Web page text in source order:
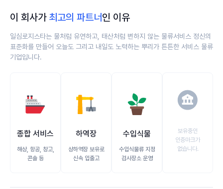
이 회사가 최고의 파트너인 이유
일심로지스타는 물처럼 유연하고, 태산처럼 변하지 않는 물류서비스 정신의
표준화를 만들어 오늘도 그리고 내일도 노력하는 뿌리가 튼튼한 서비스 물류
기업입니다.
🚢
종합 서비스
해상, 항공, 창고,
콘솔 등
🏗️
하역장
상하역장 보유로
신속 입출고
🪴
수입식물
수입식물류 지정
검사장소 운영
🪙
보유중인
인증마크가
없습니다.